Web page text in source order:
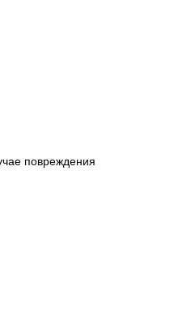
повреждения